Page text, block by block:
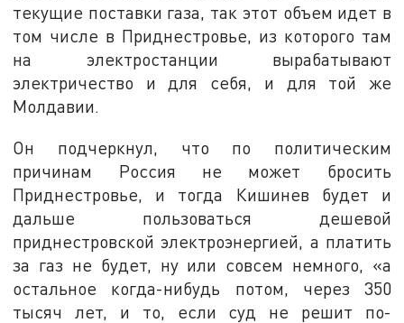
текущие поставки газа, так этот объем идет в
том числе в Приднестровье, из которого там
на электростанции вырабатывают
электричество и для себя, и для той же
Молдавии.
Он подчеркнул, что по политическим
причинам Россия не может бросить
Приднестровье, и тогда Кишинев будет и
дальше пользоваться дешевой
приднестровской электроэнергией, а платить
за газ не будет, ну или совсем немного, «а
остальное когда-нибудь потом, через 350
тысяч лет, и то, если суд не решит по-